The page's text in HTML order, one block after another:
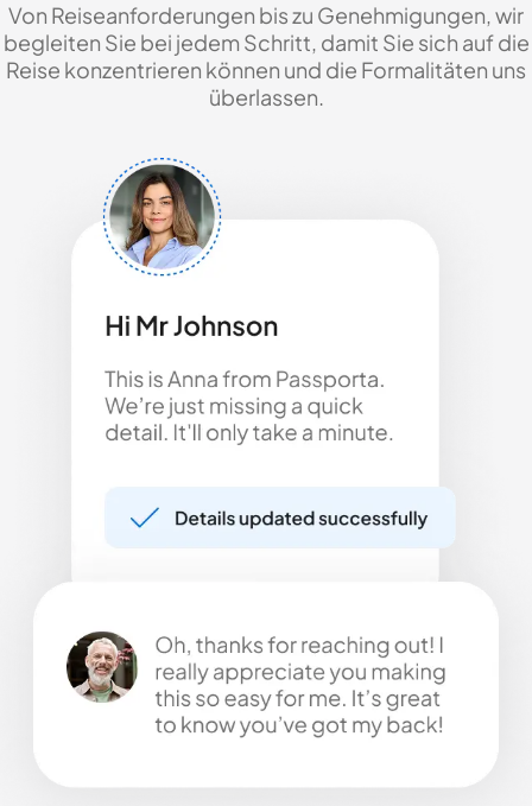
Von Reiseanforderungen bis zu Genehmigungen, wir
begleiten Sie bei jedem Schritt, damit Sie sich auf die
Reise konzentrieren können und die Formalitäten uns
überlassen.